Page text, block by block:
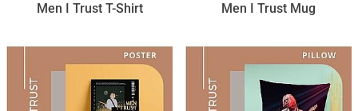
Men I Trust T-Shirt Men I Trust Mug